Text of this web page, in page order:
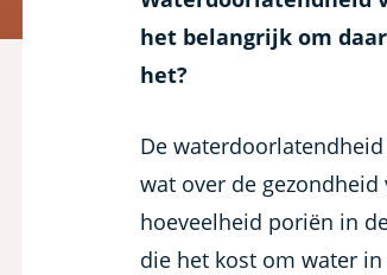
het belangrijk om
het?
De
wat over de
hoeveelheid poriën in
die het kost om water